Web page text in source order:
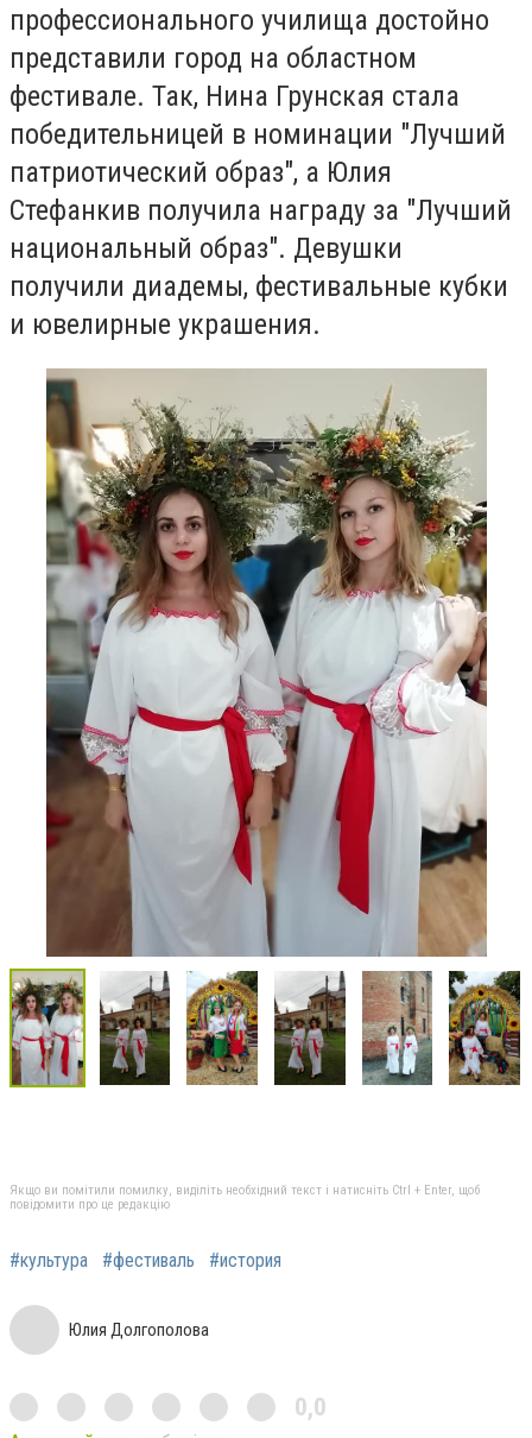
профессионального училища достойно
представили город на областном
фестивале. Так, Нина Грунская стала
победительницей в номинации "Лучший
патриотический образ", а Юлия
Стефанкив получила награду за "Лучший
национальный образ". Девушки
получили диадемы, фестивальные кубки
и ювелирные украшения.
Якщо ви помітили помилку, виділіть необхідний текст і натисніть Ctrl + Enter, щоб
повідомити про це редакцію
#культура #фестиваль #история
Юлия Долгополова
0,0